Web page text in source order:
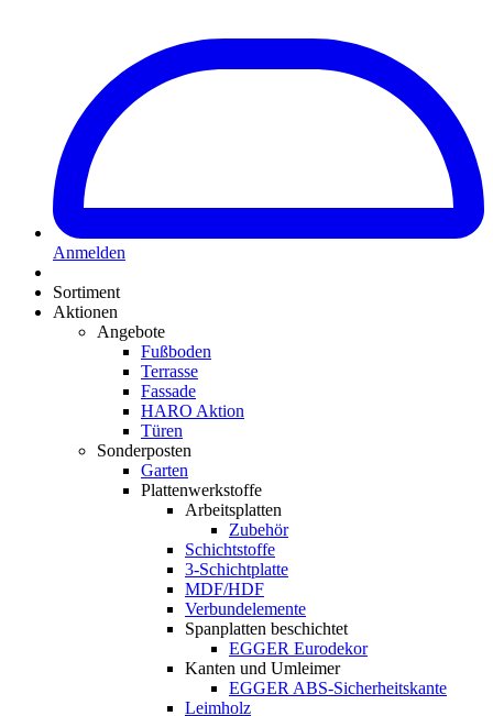
Anmelden
Sortiment
Aktionen
Angebote
Fußboden
Terrasse
Fassade
HARO Aktion
Türen
Sonderposten
Garten
Plattenwerkstoffe
Arbeitsplatten
Zubehör
Schichtstoffe
3-Schichtplatte
MDF/HDF
Verbundelemente
Spanplatten beschichtet
EGGER Eurodekor
Kanten und Umleimer
EGGER ABS-Sicherheitskante
Leimholz